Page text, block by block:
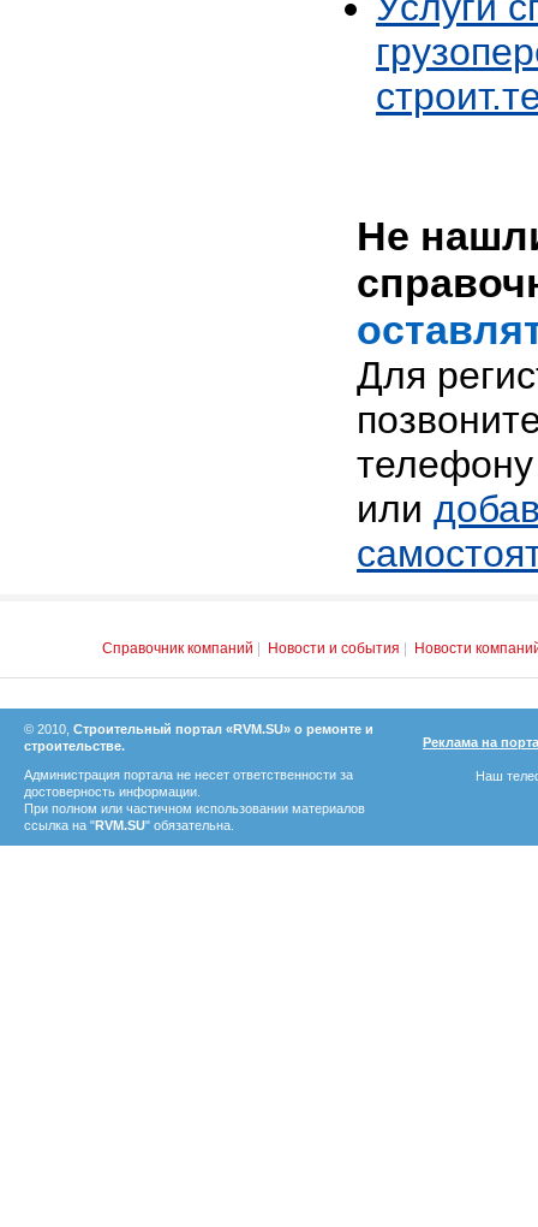
Не
Для
или
Справочник компаний Новости и события Новости
© 2010, Строительный портал «RVM.SU» о ремонте и
строительстве.
Администрация портала не несет ответственности за
достоверность информации.
При полном или частичном использовании материалов
ссылка на "RVM.SU" обязательна.
Реклама на
Наш